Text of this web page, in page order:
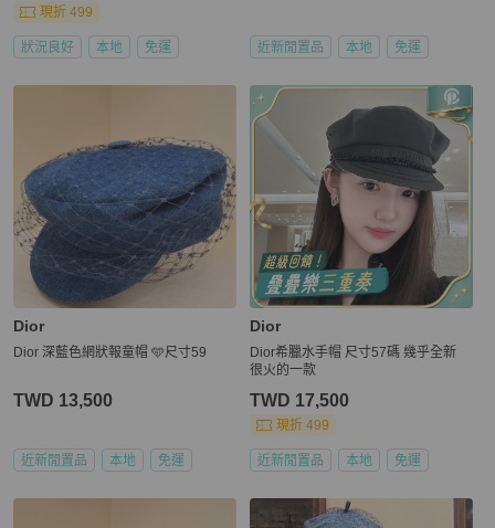
現折 499
狀況良好 本地 免運 近新閒置品 本地 免運
Dior
Dior 深藍色網狀報童帽 🩵尺寸59
TWD 13,500
近新閒置品 本地 免運
Dior
Dior希臘水手帽 尺寸57碼 幾乎全新
很火的一款
TWD 17,500
現折 499
近新閒置品 本地 免運